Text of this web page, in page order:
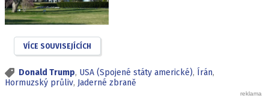
VÍCE SOUVISEJÍCÍCH
Donald Trump, USA (Spojené státy americké), Írán,
Hormuzský průliv, Jaderné zbraně